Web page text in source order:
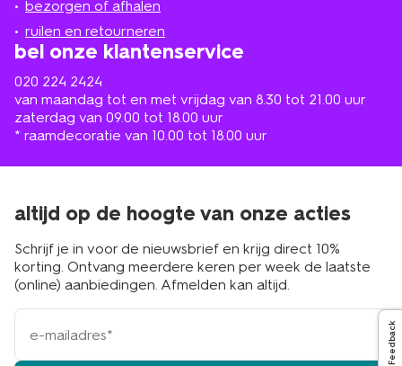
bezorgen of afhalen
ruilen en retourneren
bel onze klantenservice
020 224 2424
van maandag tot en met vrijdag van 8.30 tot 21.00 uur
zaterdag van 09.00 tot 18.00 uur
* raamdecoratie van 10.00 tot 18.00 uur
de
buurt
altijd op de hoogte van onze acties
Schrijf je in voor de nieuwsbrief en krijg direct 10%
korting. Ontvang meerdere keren per week de laatste
(online) aanbiedingen. Afmelden kan altijd.
e-
mailadres
Feedback